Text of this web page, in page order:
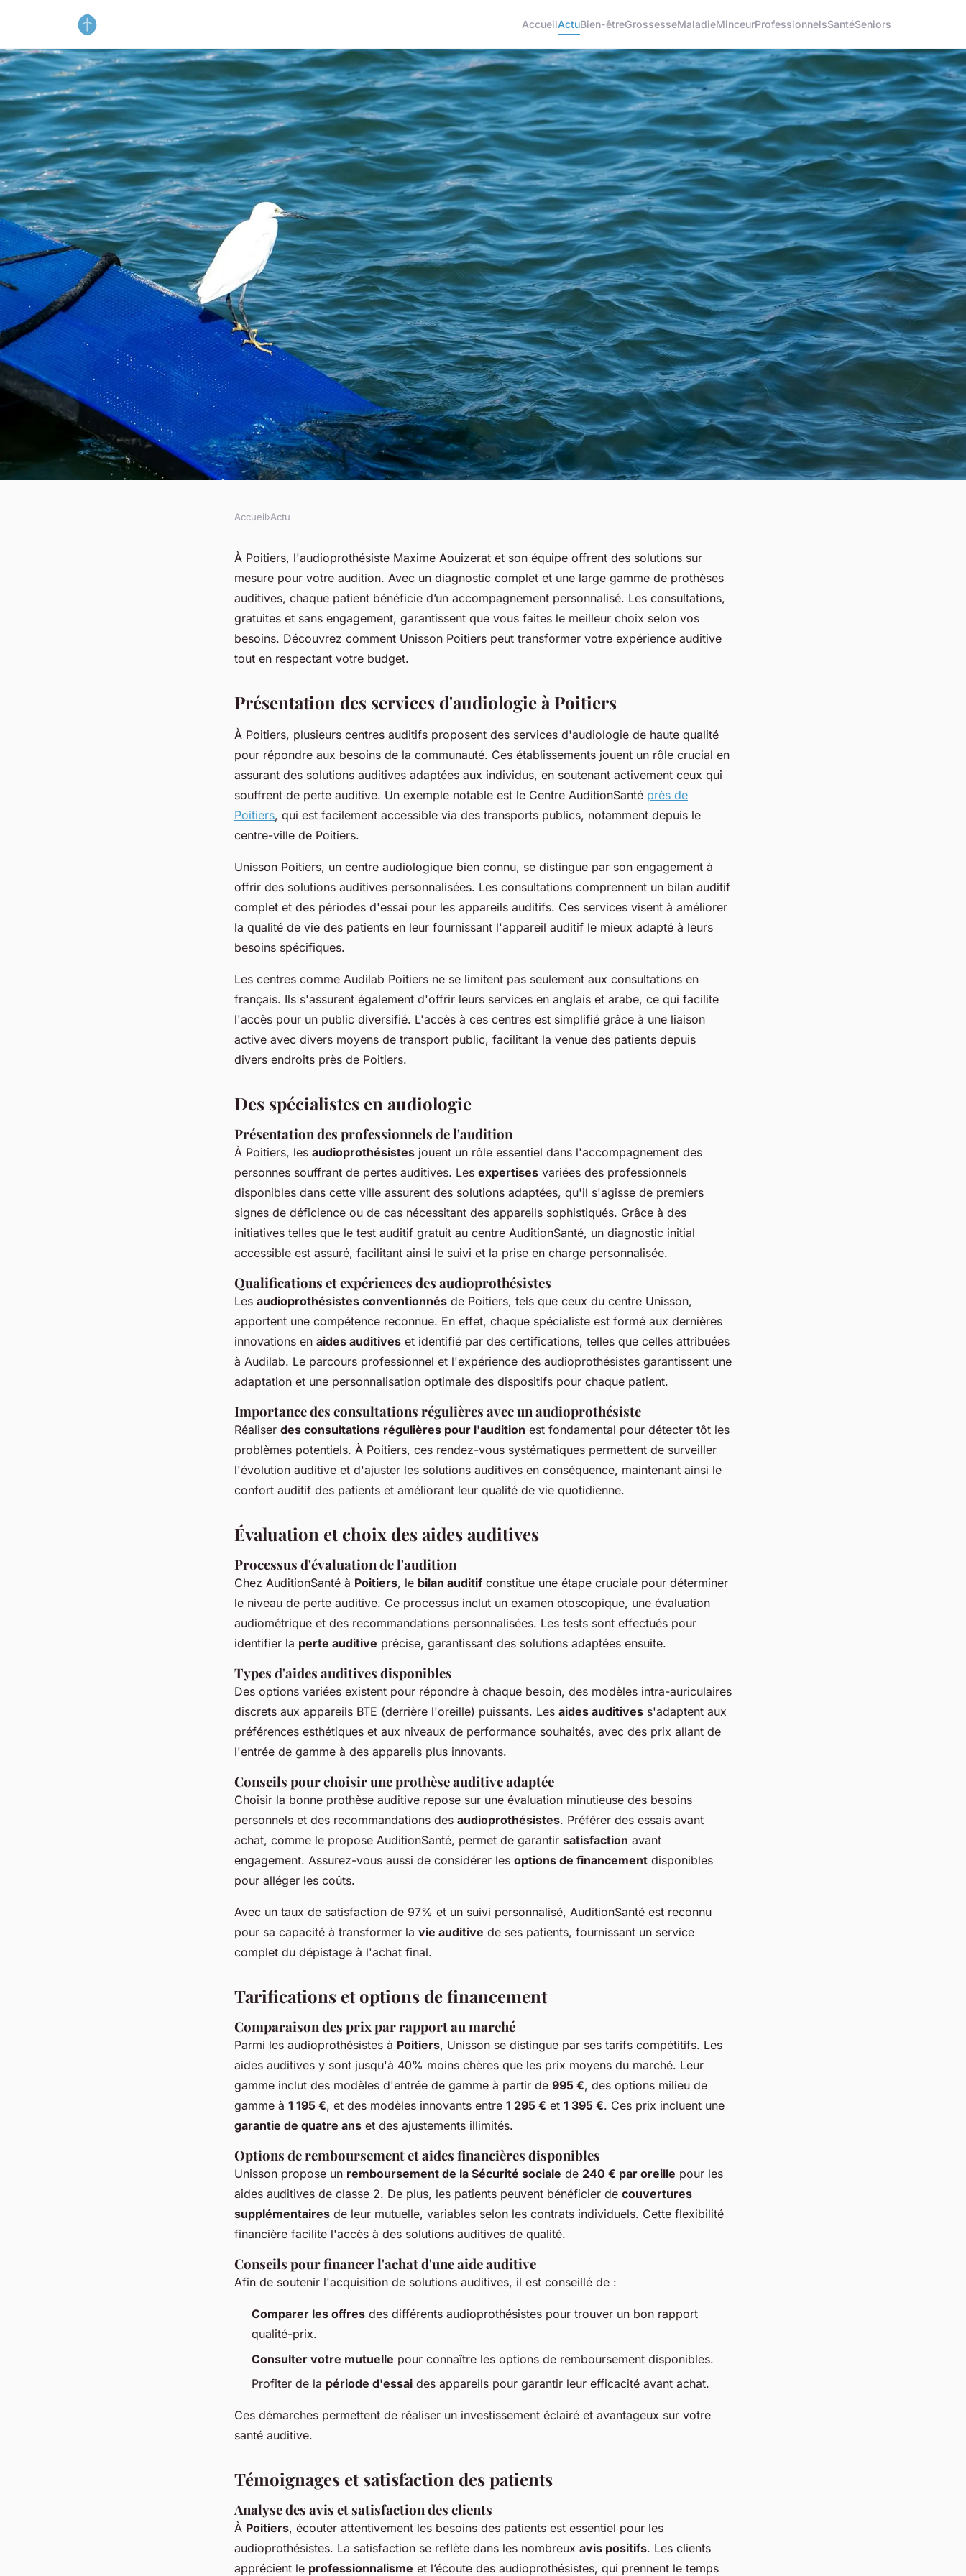
AccueilActuBien-êtreGrossesseMaladieMinceurProfessionnelsSantéSeniors
Audioprothésiste à poitiers : votre
audition entre de bonnes mains
Accueil›Actu
À Poitiers, l'audioprothésiste Maxime Aouizerat et son équipe offrent des solutions sur
mesure pour votre audition. Avec un diagnostic complet et une large gamme de prothèses
auditives, chaque patient bénéficie d’un accompagnement personnalisé. Les consultations,
gratuites et sans engagement, garantissent que vous faites le meilleur choix selon vos
besoins. Découvrez comment Unisson Poitiers peut transformer votre expérience auditive
tout en respectant votre budget.
Présentation des services d'audiologie à Poitiers
À Poitiers, plusieurs centres auditifs proposent des services d'audiologie de haute qualité
pour répondre aux besoins de la communauté. Ces établissements jouent un rôle crucial en
assurant des solutions auditives adaptées aux individus, en soutenant activement ceux qui
souffrent de perte auditive. Un exemple notable est le Centre AuditionSanté près de
Poitiers, qui est facilement accessible via des transports publics, notamment depuis le
centre-ville de Poitiers.
Unisson Poitiers, un centre audiologique bien connu, se distingue par son engagement à
offrir des solutions auditives personnalisées. Les consultations comprennent un bilan auditif
complet et des périodes d'essai pour les appareils auditifs. Ces services visent à améliorer
la qualité de vie des patients en leur fournissant l'appareil auditif le mieux adapté à leurs
besoins spécifiques.
Les centres comme Audilab Poitiers ne se limitent pas seulement aux consultations en
français. Ils s'assurent également d'offrir leurs services en anglais et arabe, ce qui facilite
l'accès pour un public diversifié. L'accès à ces centres est simplifié grâce à une liaison
active avec divers moyens de transport public, facilitant la venue des patients depuis
divers endroits près de Poitiers.
Des spécialistes en audiologie
Présentation des professionnels de l'audition
À Poitiers, les audioprothésistes jouent un rôle essentiel dans l'accompagnement des
personnes souffrant de pertes auditives. Les expertises variées des professionnels
disponibles dans cette ville assurent des solutions adaptées, qu'il s'agisse de premiers
signes de déficience ou de cas nécessitant des appareils sophistiqués. Grâce à des
initiatives telles que le test auditif gratuit au centre AuditionSanté, un diagnostic initial
accessible est assuré, facilitant ainsi le suivi et la prise en charge personnalisée.
Qualifications et expériences des audioprothésistes
Les audioprothésistes conventionnés de Poitiers, tels que ceux du centre Unisson,
apportent une compétence reconnue. En effet, chaque spécialiste est formé aux dernières
innovations en aides auditives et identifié par des certifications, telles que celles attribuées
à Audilab. Le parcours professionnel et l'expérience des audioprothésistes garantissent une
adaptation et une personnalisation optimale des dispositifs pour chaque patient.
Importance des consultations régulières avec un audioprothésiste
Réaliser des consultations régulières pour l'audition est fondamental pour détecter tôt les
problèmes potentiels. À Poitiers, ces rendez-vous systématiques permettent de surveiller
l'évolution auditive et d'ajuster les solutions auditives en conséquence, maintenant ainsi le
confort auditif des patients et améliorant leur qualité de vie quotidienne.
Évaluation et choix des aides auditives
Processus d'évaluation de l'audition
Chez AuditionSanté à Poitiers, le bilan auditif constitue une étape cruciale pour déterminer
le niveau de perte auditive. Ce processus inclut un examen otoscopique, une évaluation
audiométrique et des recommandations personnalisées. Les tests sont effectués pour
identifier la perte auditive précise, garantissant des solutions adaptées ensuite.
Types d'aides auditives disponibles
Des options variées existent pour répondre à chaque besoin, des modèles intra-auriculaires
discrets aux appareils BTE (derrière l'oreille) puissants. Les aides auditives s'adaptent aux
préférences esthétiques et aux niveaux de performance souhaités, avec des prix allant de
l'entrée de gamme à des appareils plus innovants.
Conseils pour choisir une prothèse auditive adaptée
Choisir la bonne prothèse auditive repose sur une évaluation minutieuse des besoins
personnels et des recommandations des audioprothésistes. Préférer des essais avant
achat, comme le propose AuditionSanté, permet de garantir satisfaction avant
engagement. Assurez-vous aussi de considérer les options de financement disponibles
pour alléger les coûts.
Avec un taux de satisfaction de 97% et un suivi personnalisé, AuditionSanté est reconnu
pour sa capacité à transformer la vie auditive de ses patients, fournissant un service
complet du dépistage à l'achat final.
Tarifications et options de financement
Comparaison des prix par rapport au marché
Parmi les audioprothésistes à Poitiers, Unisson se distingue par ses tarifs compétitifs. Les
aides auditives y sont jusqu'à 40% moins chères que les prix moyens du marché. Leur
gamme inclut des modèles d'entrée de gamme à partir de 995 €, des options milieu de
gamme à 1 195 €, et des modèles innovants entre 1 295 € et 1 395 €. Ces prix incluent une
garantie de quatre ans et des ajustements illimités.
Options de remboursement et aides financières disponibles
Unisson propose un remboursement de la Sécurité sociale de 240 € par oreille pour les
aides auditives de classe 2. De plus, les patients peuvent bénéficier de couvertures
supplémentaires de leur mutuelle, variables selon les contrats individuels. Cette flexibilité
financière facilite l'accès à des solutions auditives de qualité.
Conseils pour financer l'achat d'une aide auditive
Afin de soutenir l'acquisition de solutions auditives, il est conseillé de :
Comparer les offres des différents audioprothésistes pour trouver un bon rapport
qualité-prix.
Consulter votre mutuelle pour connaître les options de remboursement disponibles.
Profiter de la période d'essai des appareils pour garantir leur efficacité avant achat.
Ces démarches permettent de réaliser un investissement éclairé et avantageux sur votre
santé auditive.
Témoignages et satisfaction des patients
Analyse des avis et satisfaction des clients
À Poitiers, écouter attentivement les besoins des patients est essentiel pour les
audioprothésistes. La satisfaction se reflète dans les nombreux avis positifs. Les clients
apprécient le professionnalisme et l’écoute des audioprothésistes, qui prennent le temps